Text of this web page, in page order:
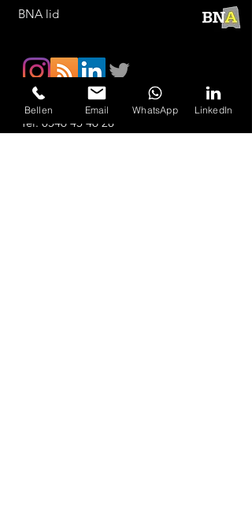
BNA lid
Tel: 0546 45 46 28
Bellen Email WhatsApp LinkedIn